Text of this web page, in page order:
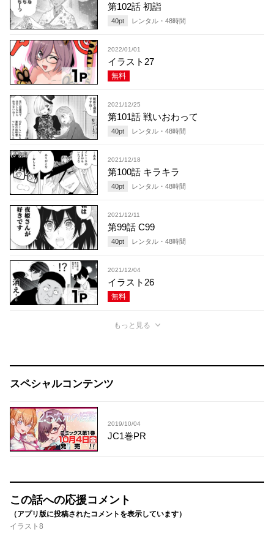
第102話 初詣
40pt レンタル・ 48時間
2022/01/01
イラスト27
無料
2021/12/25
第101話 戦いおわって
40pt レンタル・ 48時間
2021/12/18
第100話 キラキラ
40pt レンタル・ 48時間
2021/12/11
第99話 C99
40pt レンタル・ 48時間
2021/12/04
イラスト26
無料
もっと見る
スペシャルコンテンツ
2019/10/04
JC1巻PR
この話への応援コメント
（アプリ版に投稿されたコメントを表示しています）
イラスト8